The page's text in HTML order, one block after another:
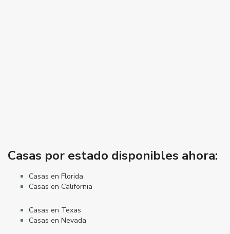
Casas por estado disponibles ahora:
Casas en Florida
Casas en California
Casas en Texas
Casas en Nevada